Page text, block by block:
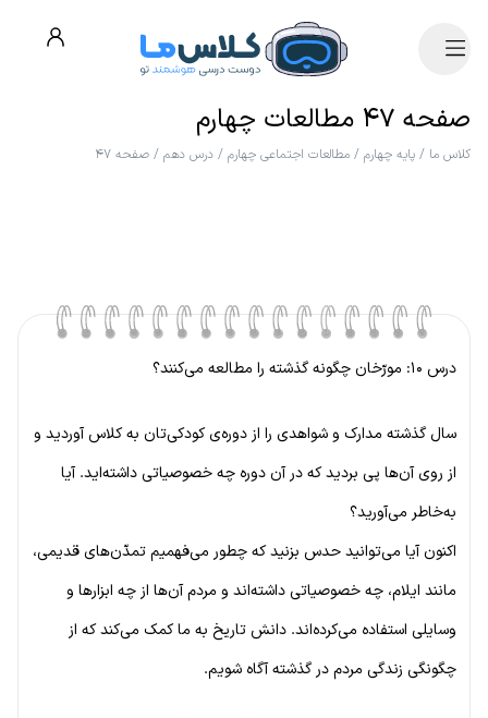
صفحه ۴۷ مطالعات چهارم
کلاس ما / پایه چهارم / مطالعات اجتماعی چهارم / درس دهم / صفحه ۴۷
درس ۱۰: مورّخان چگونه گذشته را مطالعه می‌کنند؟
سال گذشته مدارک و شواهدی را از دوره‌ی کودکی‌تان به کلاس آوردید و
از روی آن‌ها پی بردید که در آن دوره چه خصوصیاتی داشته‌اید. آیا
به‌خاطر می‌آورید؟
اکنون آیا می‌توانید حدس بزنید که چطور می‌فهمیم تمدّن‌های قدیمی،
مانند ایلام، چه خصوصیاتی داشته‌اند و مردم آن‌ها از چه ابزارها و
وسایلی استفاده می‌کرده‌اند. دانش تاریخ به ما کمک می‌کند که از
چگونگی زندگی مردم در گذشته آگاه شویم.